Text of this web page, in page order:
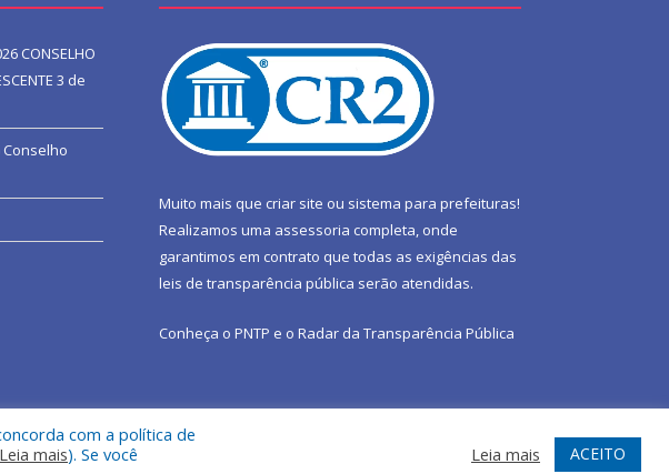
CONSELHO
3 de
Conselho
Muito mais que criar site ou sistema para prefeituras!
Realizamos uma assessoria completa, onde
garantimos em contrato que todas as exigências das
leis de transparência pública serão atendidas.
Conheça o PNTP e o Radar da Transparência Pública
Mapa do Site Acessar Webmail
com a política de
Leia mais). Se você
Leia mais ACEITO